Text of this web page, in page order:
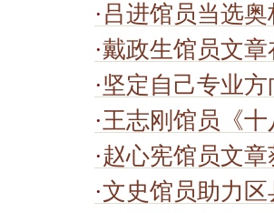
· 吕进馆员当选
·戴政生馆员文
·坚定自己专业方向 心里
·王志刚馆员《十
·赵心宪馆员文章获
·文史馆员助力